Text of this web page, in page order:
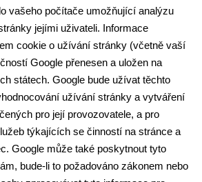
vašeho počítače umožňující analýzu
jejími uživateli. Informace
cookie o užívání stránky (včetně vaší
Google přenesen a uložen na
státech. Google bude užívat těchto
užívání stránky a vytváření
pro její provozovatele, a pro
týkajících se činností na stránce a
Google může také poskytnout tyto
bude-li to požadováno zákonem nebo